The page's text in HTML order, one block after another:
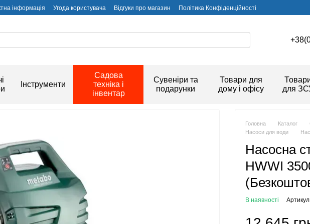
інформація Угода користувача Відгуки про магазин Політика Конфіденційності
Інструменти
Садова
техніка і
інвентар
Сувеніри та
подарунки
Товари для
дому і офісу
для
Головна Каталог
Насоси для води
Насосна
HWWI
В наявності